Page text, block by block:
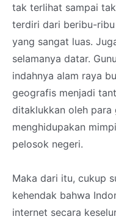
tak terlihat sampai
terdiri dari beribu-
yang sangat luas.
selamanya datar.
indahnya alam raya
geografis menjadi
ditaklukkan oleh para
menghidupakan
pelosok negeri.
Maka dari itu, cukup
kehendak bahwa
internet secara